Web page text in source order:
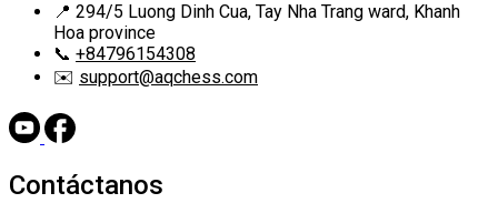
📍 294/5 Luong Dinh Cua, Tay Nha Trang ward, Khanh
Hoa province
📞 +84796154308
✉️ support@aqchess.com
Contáctanos